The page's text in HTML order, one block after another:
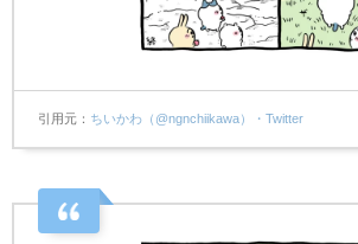
引用元 ちいかわ（@ngnchiikawa）・Twitter